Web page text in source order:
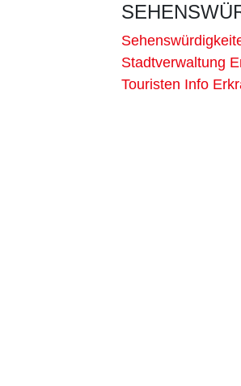
Stadtverwaltung
Touristen Info